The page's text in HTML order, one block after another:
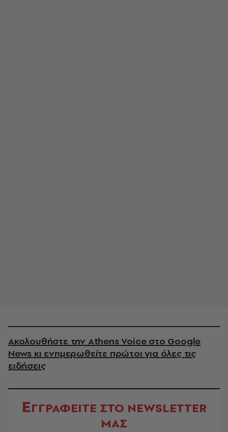
Ακολουθήστε την Athens Voice στο Google
News κι ενημερωθείτε πρώτοι για όλες τις
ειδήσεις
ΕΓΓΡΑΦΕΙΤΕ ΣΤΟ NEWSLETTER
ΜΑΣ